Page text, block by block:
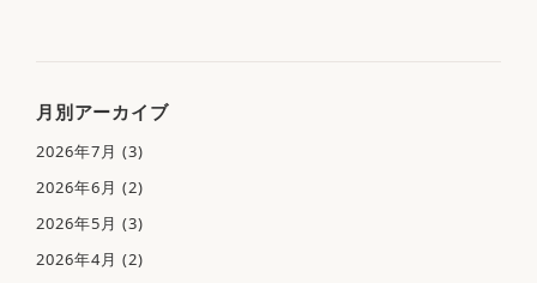
月別アーカイブ
2026年7月 (3)
2026年6月 (2)
2026年5月 (3)
2026年4月 (2)